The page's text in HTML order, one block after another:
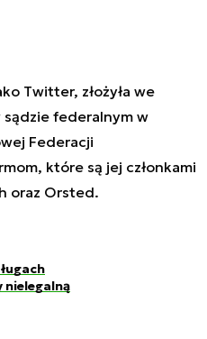
Twitter, złożyła we
federalnym w
Federacji
które są jej członkami
oraz Orsted.